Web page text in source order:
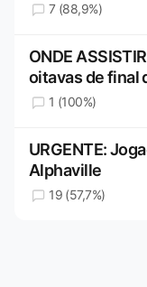
7 (88,9%)
ONDE
oitavas de final
1 (100%)
URGENTE:
Alphaville
19 (57,7%)